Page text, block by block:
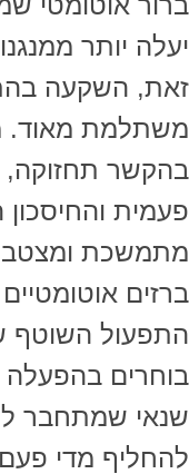
יעלה יותר
זאת, השקעה
משתלמת מאוד.
בהקשר תחזוקה,
פעמית
מתמשכת
ברזים
התפעול השוטף
בוחרים
שנאי שמתחבר
להחליף מדי